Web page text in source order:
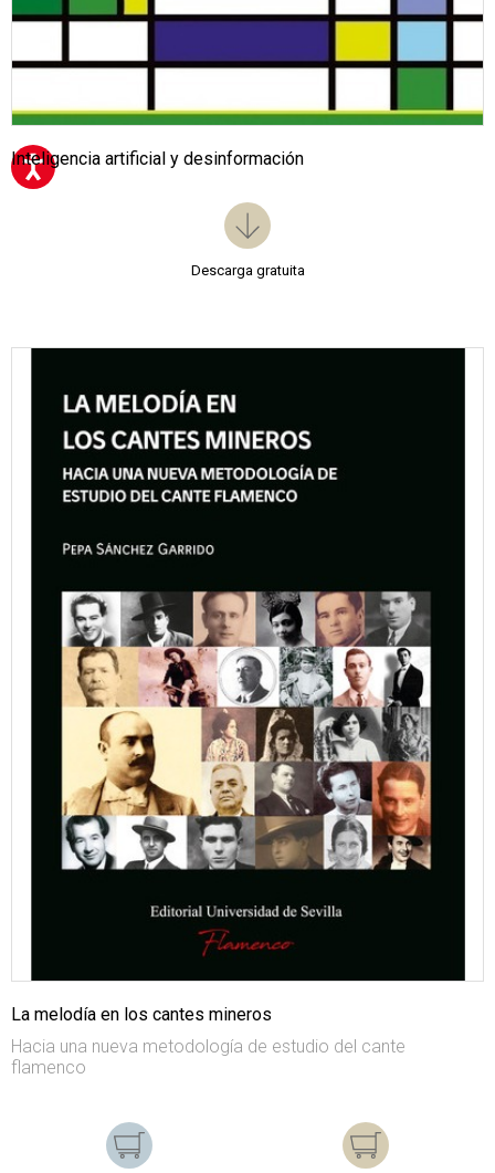
Inteligencia artificial y desinformación
Descarga gratuita
La melodía en los cantes mineros
Hacia una nueva metodología de estudio del cante
flamenco